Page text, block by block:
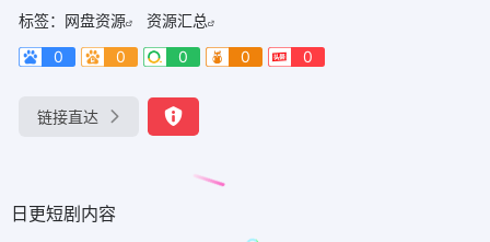
标签： 网盘资源
资源汇总
0
0 0 0 0
链接直达
日更短剧内容